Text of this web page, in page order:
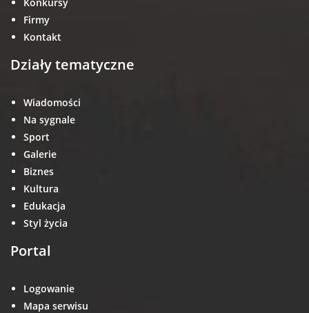
Firmy
Kontakt
Działy tematyczne
Wiadomości
Na sygnale
Sport
Galerie
Biznes
Kultura
Edukacja
Styl życia
Portal
Logowanie
Mapa serwisu